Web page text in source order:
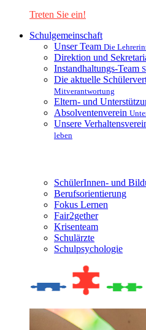
Treten Sie ein!
Schulgemeinschaft
Unser Team Die
Direktion und
Instandhaltungs-Team
Die aktuelle
Mitverantwortung
Eltern- und
Absolventenverein
Unsere
leben
SchülerInnen- und
Berufsorientierung
Fokus Lernen
Fair2gether
Krisenteam
Schulärzte
Schulpsychologie